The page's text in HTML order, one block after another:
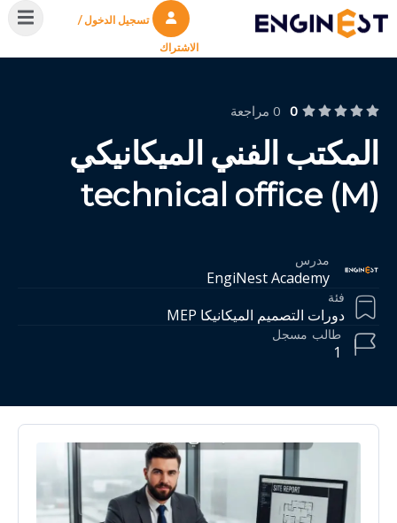
تسجيل الدخول /
الاشتراك
0 0 مراجعة
المكتب الفني الميكانيكي
technical office (M)
مدرس
EngiNest Academy
فئة
دورات التصميم الميكانيكا MEP
1
طالب مسجل